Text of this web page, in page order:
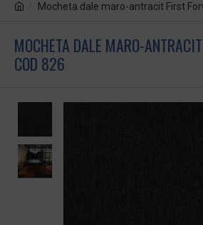
Mocheta dale maro-antracit First
MOCHETA DALE MARO-
COD 826